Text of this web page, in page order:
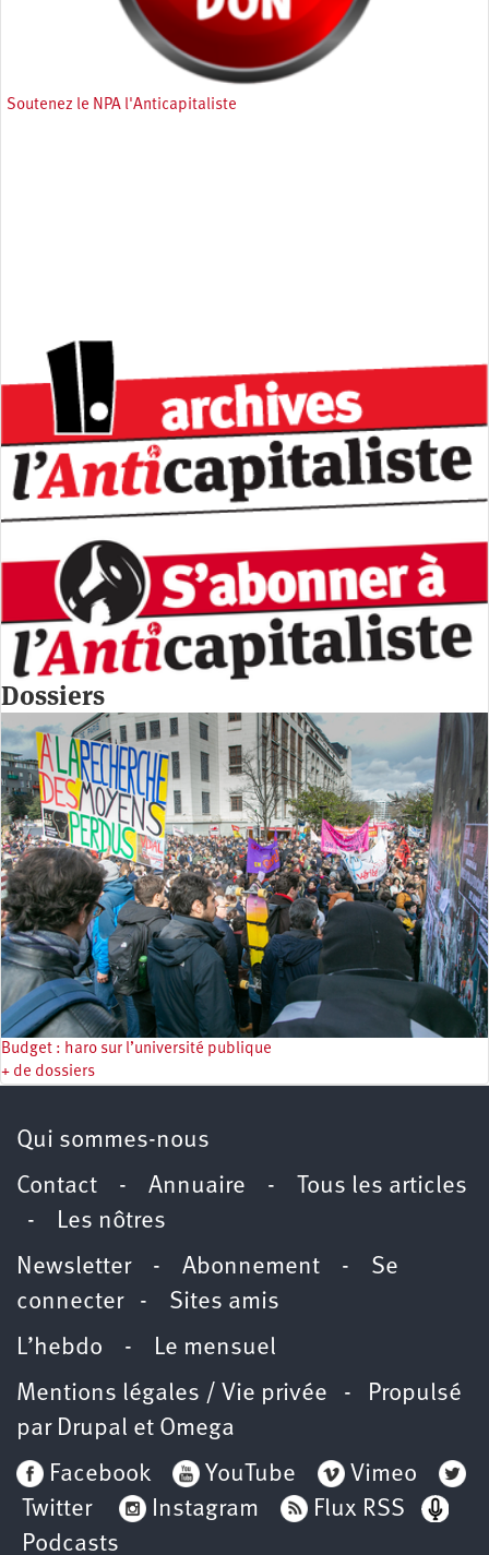
Soutenez le NPA l'Anticapitaliste
Dossiers
Budget : haro sur l’université publique
+ de dossiers
Qui sommes-nous
Contact - Annuaire - Tous les articles
-
Les nôtres
Newsletter- Abonnement - Se
connecter- Sites amis
L’hebdo -
Le mensuel
Mentions légales / Vie privée - Propulsé
par Drupal et Omega
Facebook
YouTube
Vimeo
Twitter
Instagram
Flux RSS
Podcasts